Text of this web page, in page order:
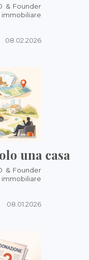
& Founder
08.02.2026
una casa
& Founder
08.01.2026